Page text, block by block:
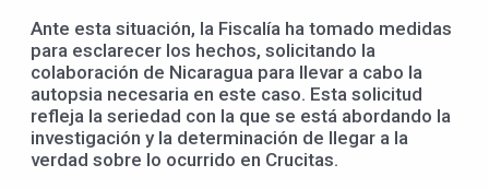
Ante esta situación, la Fiscalía ha tomado medidas
para esclarecer los hechos, solicitando la
colaboración de Nicaragua para llevar a cabo la
autopsia necesaria en este caso. Esta solicitud
refleja la seriedad con la que se está abordando la
investigación y la determinación de llegar a la
verdad sobre lo ocurrido en Crucitas.